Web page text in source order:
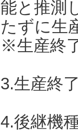
能と推測
たずに生
※生産終
3.生産終
4.後継機